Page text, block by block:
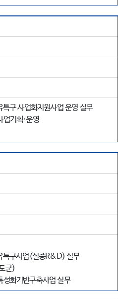
구 사업화지원사업 운영 실무
업기획·운영
특구사업(실증R&D) 실무
군)
성화기반구축사업 실무